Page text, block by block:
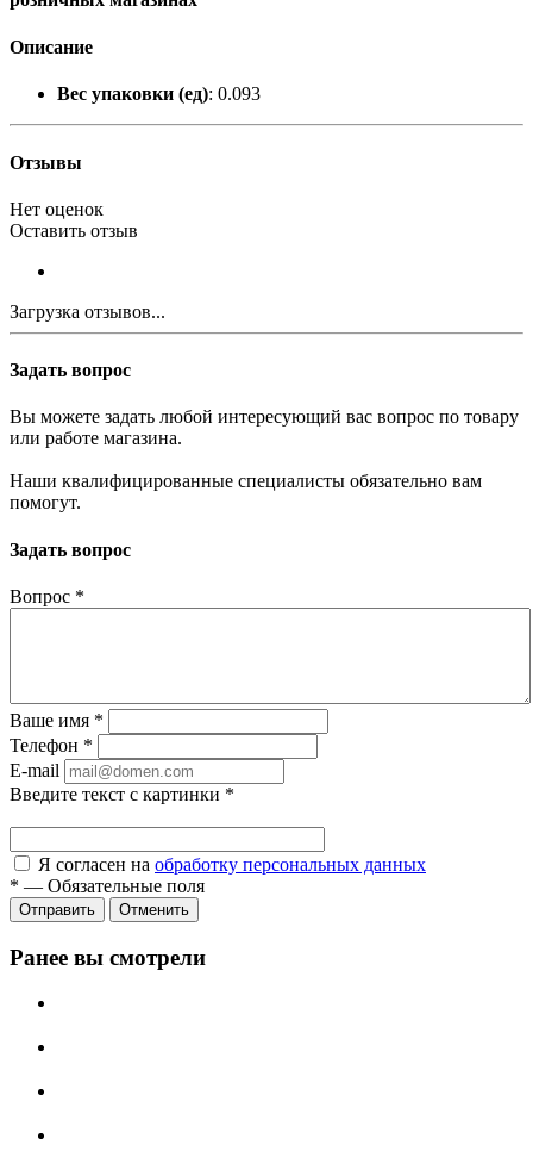
Описание
Вес упаковки (ед): 0.093
Отзывы
Нет оценок
Оставить отзыв
Загрузка отзывов...
Задать вопрос
Вы можете задать любой интересующий вас вопрос по товару
или работе магазина.
Наши квалифицированные специалисты обязательно вам
помогут.
Задать вопрос
Вопрос *
Ваше имя *
Телефон *
E-mail
Введите текст с картинки *
Я согласен на обработку персональных данных
* — Обязательные поля
Отправить Отменить
Ранее вы смотрели